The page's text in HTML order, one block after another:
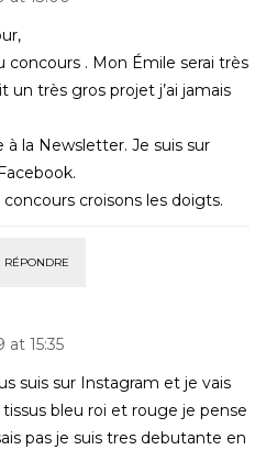
concours . Mon Émile serai très
un très gros projet j’ai jamais
à la Newsletter. Je suis sur
croisons les doigts.
RÉPONDRE
at 15:35
suis sur Instagram et je vais
bleu roi et rouge je pense
pas je suis tres debutante en